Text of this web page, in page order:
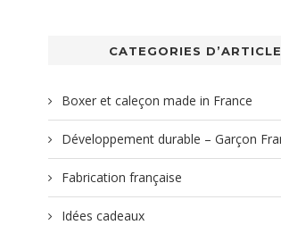
CATEGORIES
Boxer et caleçon made in France
Développement durable – Garçon
Fabrication française
Idées cadeaux